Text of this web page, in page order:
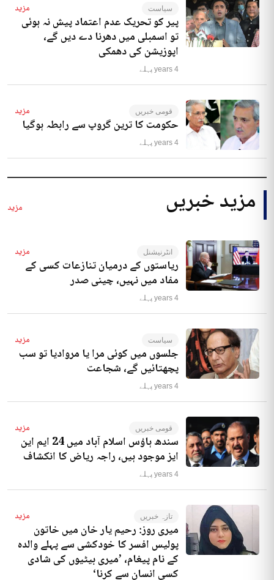
سیاست مزید
پیر کو تحریک عدم اعتماد پیش نہ ہوئی
تو اسمبلی میں دھرنا دے دیں گے،
اپوزیشن کی دھمکی
4 years پہلے
قومی خبریں مزید
حکومت کا ترین گروپ سے رابطہ ہوگیا
4 years پہلے
مزید خبریں مزید
انٹرنیشنل مزید
ریاستوں کے درمیان تنازعات کسی کے
مفاد میں نہیں، چینی صدر
4 years پہلے
سیاست مزید
جلسوں میں کوئی مرا یا مروادیا تو سب
پچھتائیں گے، شجاعت
4 years پہلے
قومی خبریں مزید
سندھ ہاؤس اسلام آباد میں 24 ایم این
ایز موجود ہیں، راجہ ریاض کا انکشاف
4 years پہلے
تازہ خبریں مزید
میری روز: رحیم یار خان میں خاتون
پولیس افسر کا خودکشی سے پہلے والدہ
کے نام پیغام، ’میری بیٹیوں کی شادی
کسی انسان سے کرنا‘